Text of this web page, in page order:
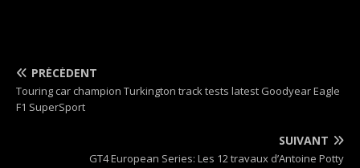
PRÉCÉDENT
Touring car champion Turkington track tests latest Goodyear Eagle
F1 SuperSport
SUIVANT
GT4 European Series: Les 12 travaux d’Antoine Potty